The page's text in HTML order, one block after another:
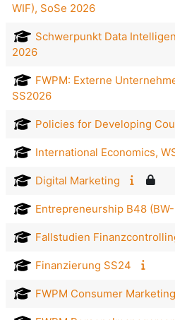
WIF), SoSe 2026
Schwerpunkt Data
2026
FWPM: Externe
SS2026
Policies for Developing
International Economics,
Digital Marketing
Entrepreneurship B48
Fallstudien
Finanzierung SS24
FWPM Consumer